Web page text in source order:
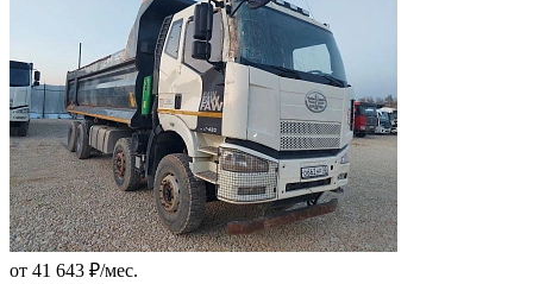
от 41 643 ₽/мес.